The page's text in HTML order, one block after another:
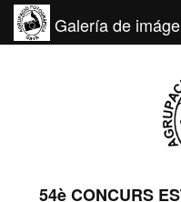
Galería de
54è CONCURS